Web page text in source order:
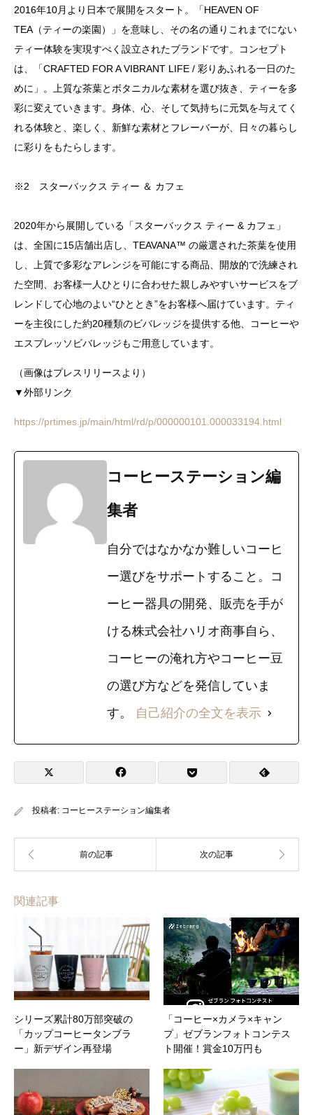
2016年10月より日本で展開をスタート。「HEAVEN OF
TEA（ティーの楽園）」を意味し、その名の通りこれまでにない
ティー体験を実現すべく設立されたブランドです。コンセプト
は、「CRAFTED FOR A VIBRANT LIFE / 彩りあふれる一日のた
めに」。上質な茶葉とボタニカルな素材を選び抜き、ティーを多
彩に変えていきます。身体、心、そして気持ちに元気を与えてく
れる体験と、楽しく、新鮮な素材とフレーバーが、日々の暮らし
に彩りをもたらします。
※2 スターバックス ティー ＆ カフェ
2020年から展開している「スターバックス ティー & カフェ」
は、全国に15店舗出店し、TEAVANA™ の厳選された茶葉を使用
し、上質で多彩なアレンジを可能にする商品、開放的で洗練され
た空間、お客様一人ひとりに合わせた親しみやすいサービスをブ
レンドして心地のよい“ひととき”をお客様へ届けています。ティ
ーを主役にした約20種類のビバレッジを提供する他、コーヒーや
エスプレッソビバレッジもご用意しています。
（画像はプレスリリースより）
▼外部リンク
https://prtimes.jp/main/html/rd/p/000000101.000033194.html
コーヒーステーション編
集者
自分ではなかなか難しいコーヒ
ー選びをサポートすること。コ
ーヒー器具の開発、販売を手が
ける株式会社ハリオ商事自ら、
コーヒーの淹れ方やコーヒー豆
の選び方などを発信していま
す。 自己紹介の全文を表示
投稿者: コーヒーステーション編集者
関連記事
シリーズ累計80万部突破の
「カップコーヒータンブラ
ー」新デザイン再登場
「コーヒー×カメラ×キャン
プ」ゼブランフォトコンテス
ト開催！賞金10万円も